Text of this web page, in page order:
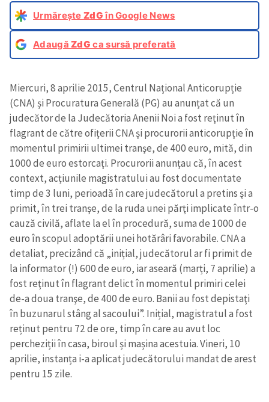
Urmărește ZdGîn Google News
AdaugăZdG ca sursă preferată
Miercuri, 8 aprilie 2015, Centrul Național Anticorupție
(CNA) și Procuratura Generală (PG) au anunțat că un
judecător de la Judecătoria Anenii Noi a fost reţinut în
flagrant de către ofiţerii CNA şi procurorii anticorupţie în
momentul primirii ultimei tranşe, de 400 euro, mită, din
1000 de euro estorcaţi. Procurorii anunțau că, în acest
context, acțiunile magistratului au fost documentate
timp de 3 luni, perioadă în care judecătorul a pretins şi a
primit, în trei tranşe, de la ruda unei părţi implicate într-o
cauză civilă, aflate la el în procedură, suma de 1000 de
euro în scopul adoptării unei hotărâri favorabile. CNA a
detaliat, precizând că „inițial, judecătorul ar fi primit de
la informator (!) 600 de euro, iar aseară (marți, 7 aprilie) a
fost reţinut în flagrant delict în momentul primiri celei
de-a doua tranşe, de 400 de euro. Banii au fost depistaţi
în buzunarul stâng al sacoului”. Inițial, magistratul a fost
reținut pentru 72 de ore, timp în care au avut loc
percheziții în casa, biroul și mașina acestuia. Vineri, 10
aprilie, instanța i-a aplicat judecătorului mandat de arest
pentru 15 zile.